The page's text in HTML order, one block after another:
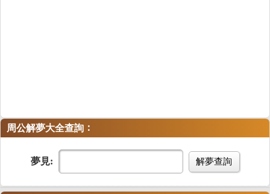
周公解夢大全查詢 ：
夢見: 解夢查詢